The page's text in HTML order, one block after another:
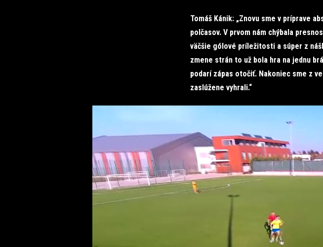
Tomáš Kánik: „Znovu sme v príprave
polčasov. V prvom nám chýbala
väčšie gólové príležitosti a súper z
zmene strán to už bola hra na jednu
podarí zápas otočiť. Nakoniec sme z
zaslúžene vyhrali.“